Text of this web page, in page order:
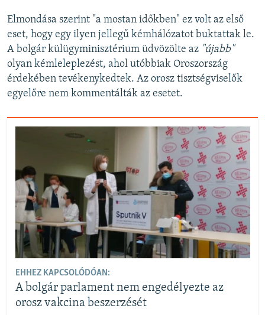
Elmondása szerint "a mostan időkben" ez volt az első
eset, hogy egy ilyen jellegű kémhálózatot buktattak le.
A bolgár külügyminisztérium üdvözölte az "újabb"
olyan kémleleplezést, ahol utóbbiak Oroszország
érdekében tevékenykedtek. Az orosz tisztségviselők
egyelőre nem kommentálták az esetet.
EHHEZ KAPCSOLÓDÓAN:
A bolgár parlament nem engedélyezte az
orosz vakcina beszerzését